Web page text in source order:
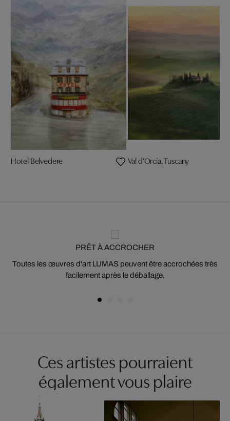
Hotel Belvedere Val d’Orcia, Tuscany
PRÊT À ACCROCHER
Toutes les œuvres d'art LUMAS peuvent être accrochées très
facilement après le déballage.
Ces artistes pourraient
également vous plaire